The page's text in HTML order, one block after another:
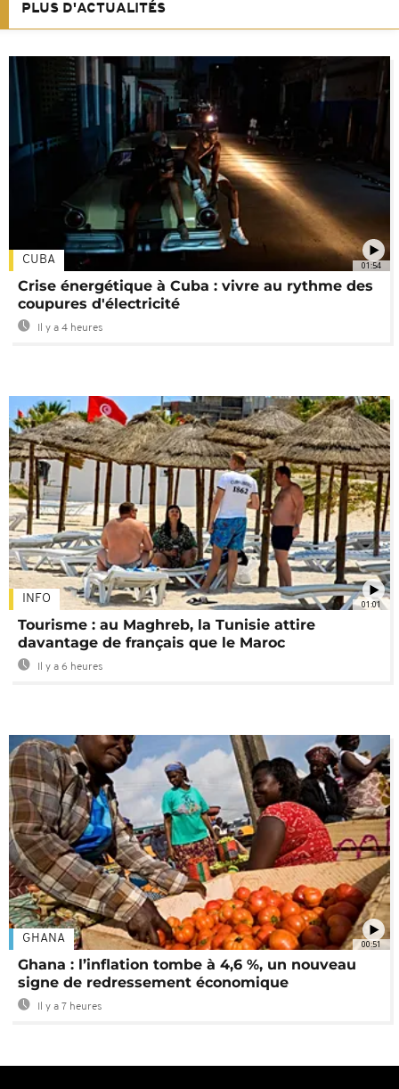
PLUS D'ACTUALITÉS
01:54
CUBA
Crise énergétique à Cuba : vivre au rythme des
coupures d'électricité
Il y a 4 heures
01:01
INFO
Tourisme : au Maghreb, la Tunisie attire
davantage de français que le Maroc
Il y a 6 heures
00:51
GHANA
Ghana : l’inflation tombe à 4,6 %, un nouveau
signe de redressement économique
Il y a 7 heures